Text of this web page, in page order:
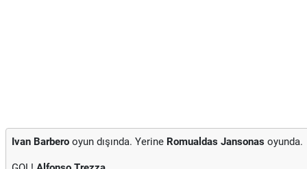
Ivan Barbero oyun dışında. Yerine Romualdas Jansonas oyunda.